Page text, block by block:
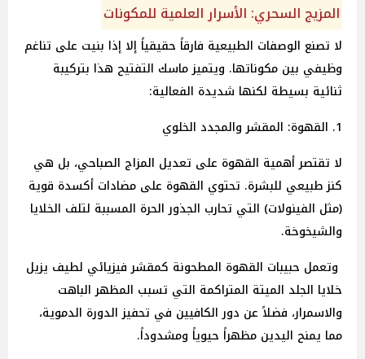
المزيج السحري: الأسرار العلمية للمكونات
لا تصنع الوصفات الطبيعية فارقاً حقيقياً إلا إذا بنيت على تناغم
وظيفي بين مكوناتها. ويتميز ماسك التفتيح هذا بتركيبة
ثنائية بسيطة لكنها شديدة الفعالية:
1. القهوة: المقشر والمجدد الخلوي
لا تقتصر أهمية القهوة على تعديل المزاج الصباحي، بل هي
كنز طبيعي للبشرة. تحتوي القهوة على مضادات أكسدة قوية
(مثل الفينولات) التي تحارب الجذور الحرة المسببة لتلف الخلايا
والشيخوخة.
وتعمل حبيبات القهوة المطحونة كمقشر فيزيائي لطيف يزيل
خلايا الجلد الميتة المتراكمة التي تسبب المظهر الباهت
والاسمرار، فضلاً عن دور الكافيين في تحفيز الدورة الدموية،
مما يمنح اليدين مظهراً حيوياً ومشدوداً.